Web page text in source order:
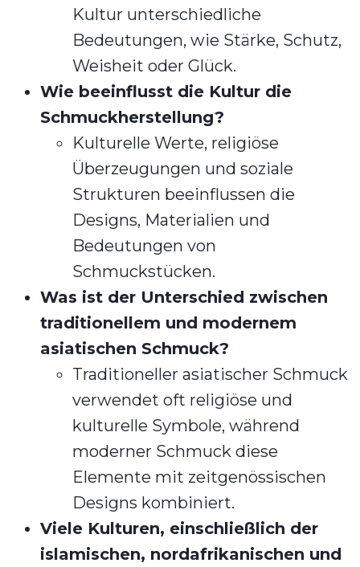
Kultur unterschiedliche
Bedeutungen, wie Stärke, Schutz,
Weisheit oder Glück.
Wie beeinflusst die Kultur die
Schmuckherstellung?
Kulturelle Werte, religiöse
Überzeugungen und soziale
Strukturen beeinflussen die
Designs, Materialien und
Bedeutungen von
Schmuckstücken.
Was ist der Unterschied zwischen
traditionellem und modernem
asiatischen Schmuck?
Traditioneller asiatischer Schmuck
verwendet oft religiöse und
kulturelle Symbole, während
moderner Schmuck diese
Elemente mit zeitgenössischen
Designs kombiniert.
Viele Kulturen, einschließlich der
islamischen, nordafrikanischen und